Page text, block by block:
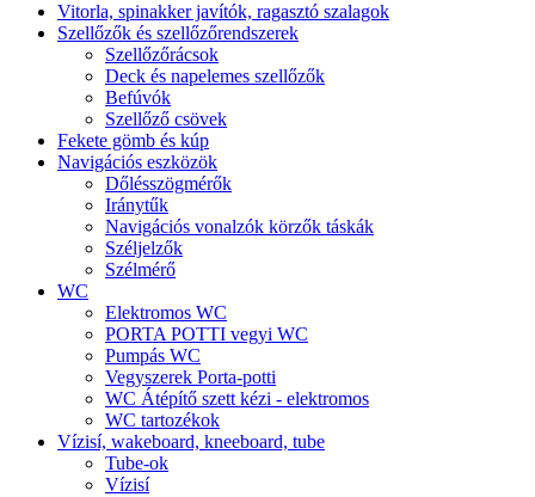
Vitorla, spinakker javítók, ragasztó szalagok
Szellőzők és szellőzőrendszerek
Szellőzőrácsok
Deck és napelemes szellőzők
Befúvók
Szellőző csövek
Fekete gömb és kúp
Navigációs eszközök
Dőlésszögmérők
Iránytűk
Navigációs vonalzók körzők táskák
Széljelzők
Szélmérő
WC
Elektromos WC
PORTA POTTI vegyi WC
Pumpás WC
Vegyszerek Porta-potti
WC Átépítő szett kézi - elektromos
WC tartozékok
Vízisí, wakeboard, kneeboard, tube
Tube-ok
Vízisí